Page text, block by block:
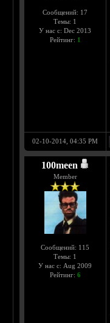
Сообщений: 17
Темы: 1
У нас с: Dec 2013
Рейтинг: 1
02-10-2014, 04:35 PM
100meen
Member
Сообщений: 115
Темы: 1
У нас с: Aug 2009
Рейтинг: 6